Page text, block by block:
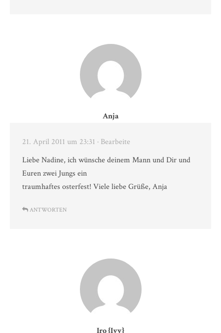
Anja
21. April 2011 um 23:31 · Bearbeite
Liebe Nadine, ich wünsche deinem Mann und Dir und
Euren zwei Jungs ein
traumhaftes osterfest! Viele liebe Grüße, Anja
ANTWORTEN